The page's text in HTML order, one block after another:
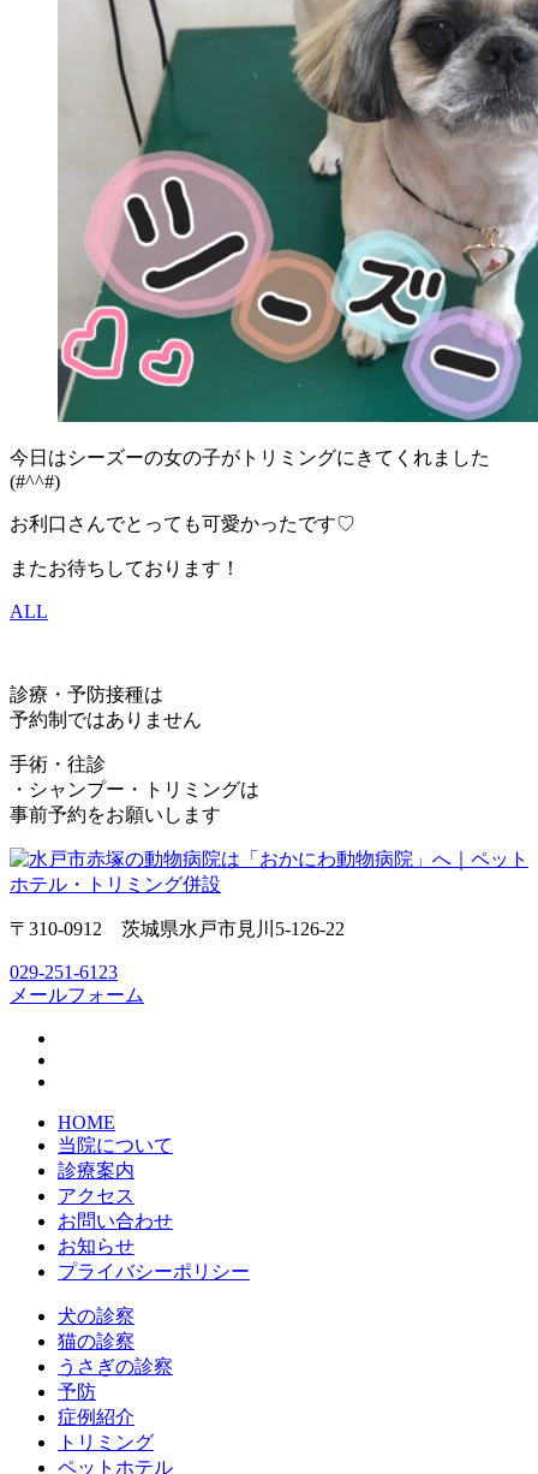
今日はシーズーの女の子がトリミングにきてくれました
(#^^#)
お利口さんでとっても可愛かったです♡
またお待ちしております！
ALL
診療・予防接種は
予約制ではありません
手術・往診
・シャンプー・トリミングは
事前予約をお願いします
〒310-0912 茨城県水戸市見川5-126-22
029-251-6123
メールフォーム
HOME
当院について
診療案内
アクセス
お問い合わせ
お知らせ
プライバシーポリシー
犬の診察
猫の診察
うさぎの診察
予防
症例紹介
トリミング
ペットホテル